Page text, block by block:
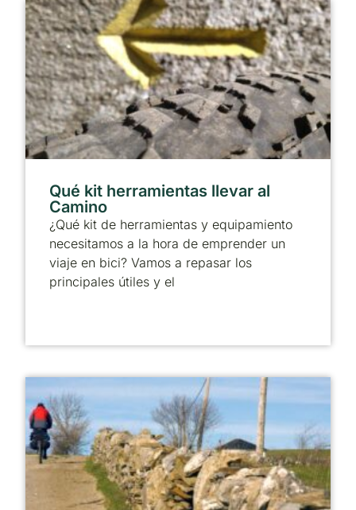
Qué kit herramientas llevar al
Camino
¿Qué kit de herramientas y equipamiento
necesitamos a la hora de emprender un
viaje en bici? Vamos a repasar los
principales útiles y el